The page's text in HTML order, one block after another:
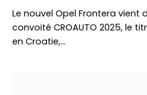
Le nouvel Opel Frontera vient
convoité CROAUTO 2025, le
en Croatie,…